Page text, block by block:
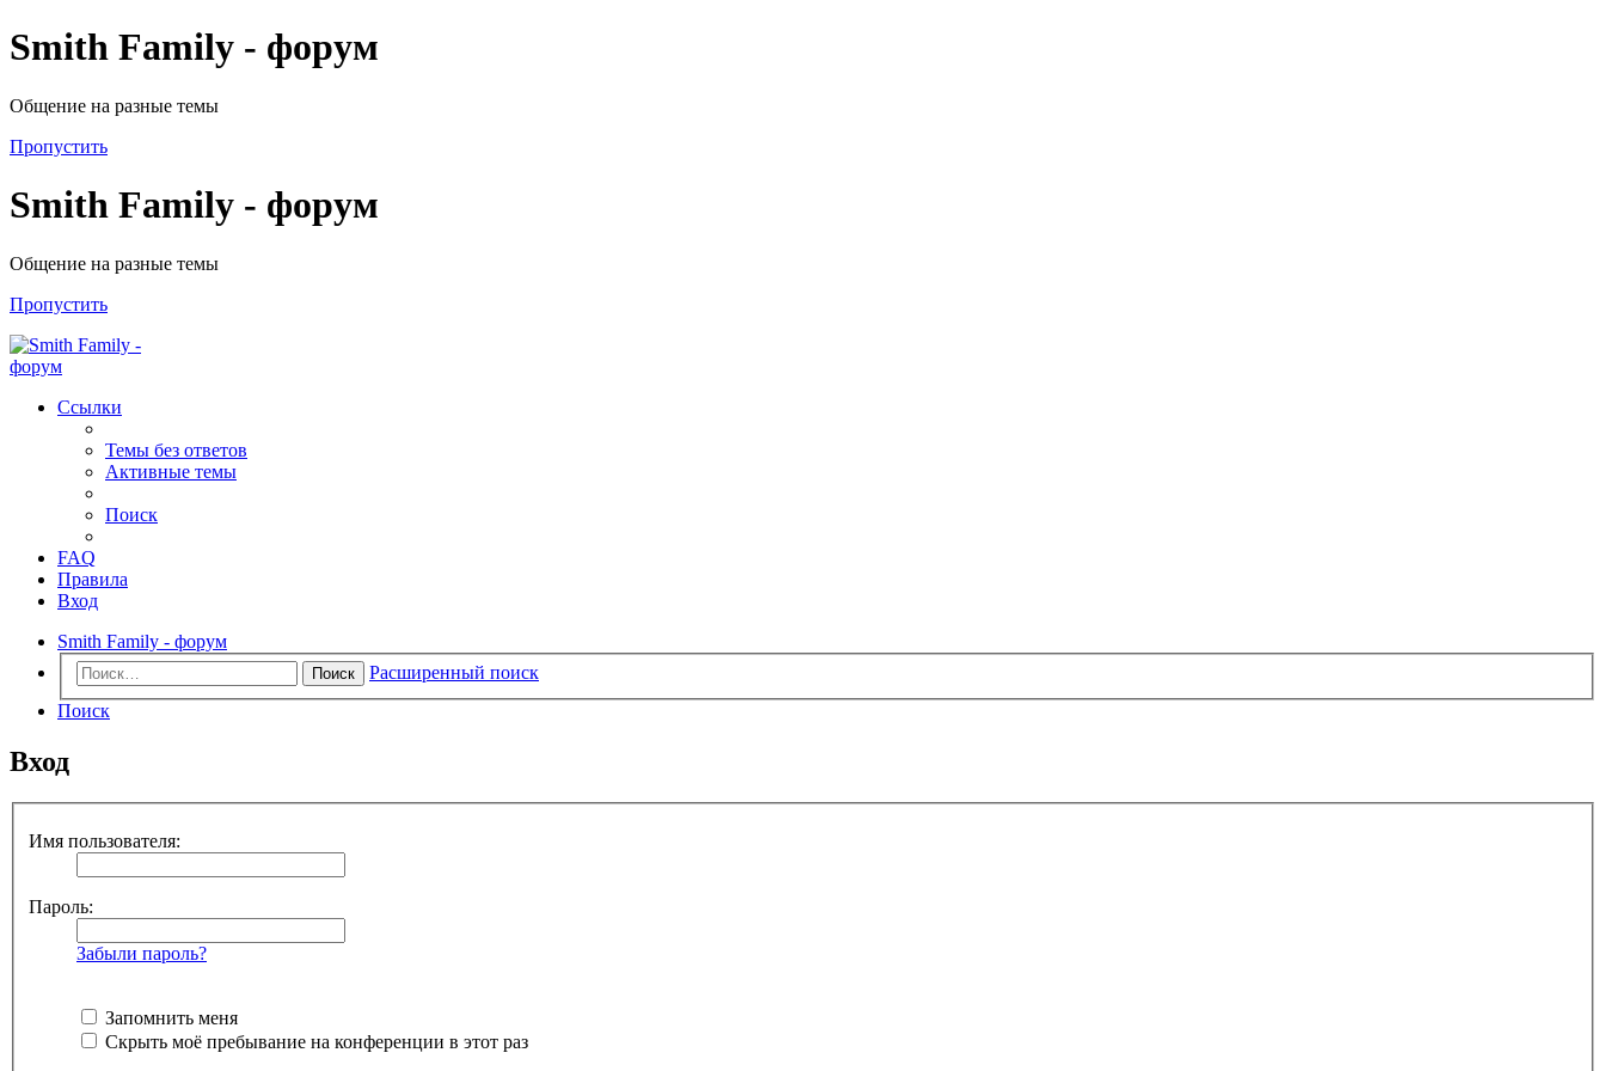
Smith Family - форум
Общение на разные темы
Пропустить
Smith Family - форум
Общение на разные темы
Пропустить
Ссылки
Темы без ответов
Активные темы
Поиск
FAQ
Правила
Вход
Smith Family - форум
Поиск
Расширенный поиск
Поиск
Вход
Имя пользователя:
Пароль:
Забыли пароль?
Запомнить меня
Скрыть моё пребывание на конференции в этот раз